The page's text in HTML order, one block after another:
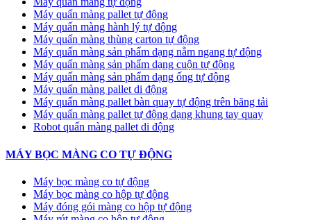
​Máy quấn màng pallet tự động
Máy quấn màng hành lý tự động
Máy quấn màng thùng carton tự động
Máy quấn màng sản phẩm dạng nằm ngang tự động
Máy quấn màng sản phẩm dạng cuộn tự động
Máy quấn màng sản phẩm dạng ống tự động
Máy quấn màng pallet di động
Máy quấn màng pallet bàn quay tự động trên băng tải
Máy quấn màng pallet tự động dạng khung tay quay
Robot quấn màng pallet di động
MÁY BỌC MÀNG CO TỰ ĐỘNG
Máy bọc màng co tự động
Máy bọc màng co hộp tự động
Máy đóng gói màng co hộp tự động